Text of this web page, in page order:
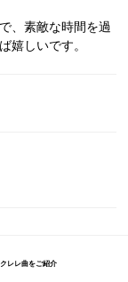
、素敵な時間を過
嬉しいです。
レレ曲をご紹介